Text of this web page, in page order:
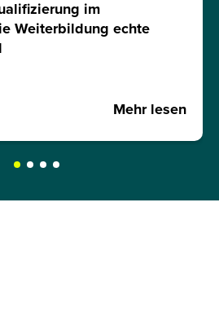
im
Weiterbildung echte
Mehr lesen